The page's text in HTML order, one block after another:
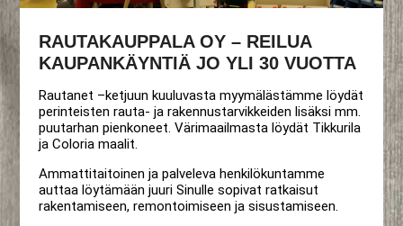
RAUTAKAUPPALA OY – REILUA
KAUPANKÄYNTIÄ JO YLI 30 VUOTTA
Rautanet –ketjuun kuuluvasta myymälästämme löydät
perinteisten rauta- ja rakennustarvikkeiden lisäksi mm.
puutarhan pienkoneet. Värimaailmasta löydät Tikkurila
ja Coloria maalit.
Ammattitaitoinen ja palveleva henkilökuntamme
auttaa löytämään juuri Sinulle sopivat ratkaisut
rakentamiseen, remontoimiseen ja sisustamiseen.